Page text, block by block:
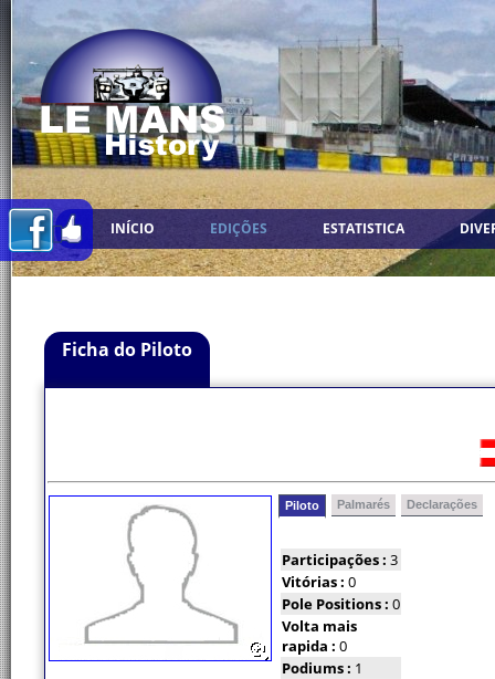
INÍCIO EDIÇÕES ESTATISTICA
Ficha do Piloto
Piloto Palmarés Declarações
Participações : 3
Vitórias : 0
Pole Positions : 0
Volta mais
rapida : 0
Podiums : 1